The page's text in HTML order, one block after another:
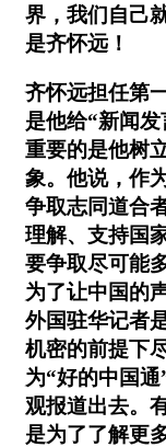
界，我们自己
是齐怀远！
齐怀远担任第
是他给“新闻
重要的是他树
象。他说，作
争取志同道合
理解、支持国
要争取尽可能
为了让中国的
外国驻华记者
机密的前提下
为“好的中国
观报道出去。
是为了了解更